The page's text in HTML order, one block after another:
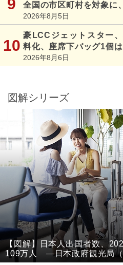
全国の市区町村を対象に
2026年8月5日
豪LCCジェットスター
料化、座席下バッグ1個
2026年8月6日
図解シリーズ
【図解】日本人出国者数、
109万人 ―日本政府観光局（